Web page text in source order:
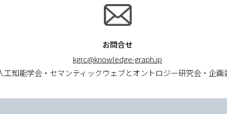
お問合せ
kgrc@knowledge-graph.jp
工知能学会・セマンティックウェブとオントロジー研究会・企画